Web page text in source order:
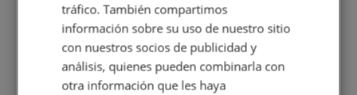
17 €/h
Mostrar perfil
tráfico. También compartimos
información sobre su uso de nuestro sitio
con nuestros socios de publicidad y
análisis, quienes pueden combinarla con
otra información que les haya